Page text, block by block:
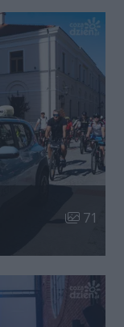
Liczba
71